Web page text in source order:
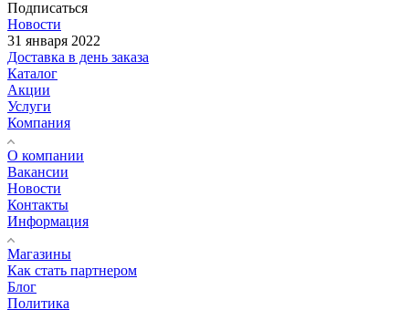
Подписаться
Новости
31 января 2022
Доставка в день заказа
Каталог
Акции
Услуги
Компания
О компании
Вакансии
Новости
Контакты
Информация
Магазины
Как стать партнером
Блог
Политика